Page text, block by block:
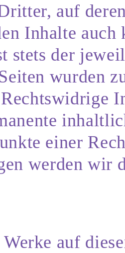
auf
Inhalte auch
stets der
wurden
einer
werden wir
auf